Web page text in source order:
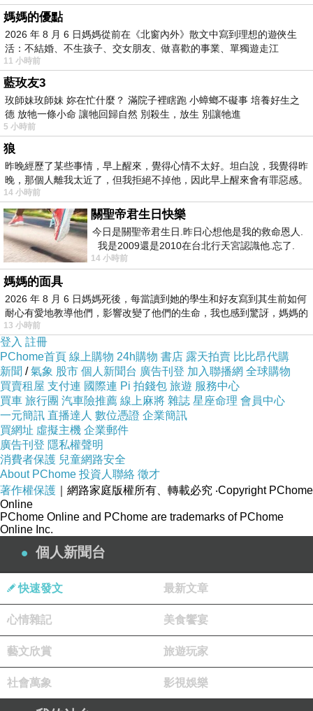
都會女仕優雅的時尚風格，展現自信魅力另附附
皮革掛附可拆式皮革掛飾(可當鑰匙圖)，亮眼時
尚有型.
-主商品規格說明(含配件)-商品品牌：PRADA 實
品拍攝 主要顏色：深藍 主要材質：荔枝紋皮革
商品尺寸：30cm×20cm×15cm 商品功能：肩背
或手提/拉鍊開口 商品包裝：原廠防塵套、保固
卡、品控卡-成分-*-保存期限--產地-*
商品訊息簡述:
⊕頂級柔軟皮革製成
⊕獨特加上俐落簡約的造型
⊕釋放出都會女仕優雅風格
【PRADA】B3091M 浮雕LOGO荔枝紋皮革波士頓包.深
藍評鑑,【PRADA】B3091M 浮雕LOGO荔枝紋皮革波士
媽媽的優點
2026 年 8 月 6 日媽媽從前在《北窗內外》散文中寫到理想的遊俠生
活：不結婚、不生孩子、交女朋友、做喜歡的事業、單獨遊走江
湖⋯⋯，
11 小時前
藍玫友3
玫師妹玫師妹 妳在忙什麼？ 滿院子裡瞎跑 小蟑螂不礙事 培養好生之
德 放牠一條小命 讓牠回歸自然 別殺生，放生 別讓牠進
5 小時前
狼
昨晚經歷了某些事情，早上醒來，覺得心情不太好。坦白說，我覺得昨
晚，那個人離我太近了，但我拒絕不掉他，因此早上醒來會有罪惡感。
14 小時前
關聖帝君生日快樂
今日是關聖帝君生日.昨日心想他是我的救命恩人.
我是2009還是2010在台北行天宮認識他.忘了.
一個奇摩交友的網友學
14 小時前
媽媽的面具
2026 年 8 月 6 日媽媽死後，每當讀到她的學生和好友寫到其生前如何
耐心有愛地教導他們，影響改變了他們的生命，我也感到驚訝，媽媽的
13 小時前
登入 註冊
PChome首頁 線上購物 24h購物 書店 露天拍賣 比比昂代購
新聞 /氣象 股市 個人新聞台 廣告刊登 加入聯播網 全球購物
買賣租屋 支付連 國際連 Pi 拍錢包 旅遊 服務中心
買車 旅行團 汽車險推薦 線上麻將 雜誌 星座命理 會員中心
一元簡訊 直播達人 數位憑證 企業簡訊
買網址 虛擬主機 企業郵件
廣告刊登 隱私權聲明
消費者保護 兒童網路安全
About PChome 投資人聯絡 徵才
著作權保護 ｜網路家庭版權所有、轉載必究 ‧Copyright PChome
Online
PChome Online and PChome are trademarks of PChome
Online Inc.
個人新聞台
快速發文 最新文章
心情雜記 美食饗宴
藝文欣賞 旅遊玩家
社會萬象 影視娛樂